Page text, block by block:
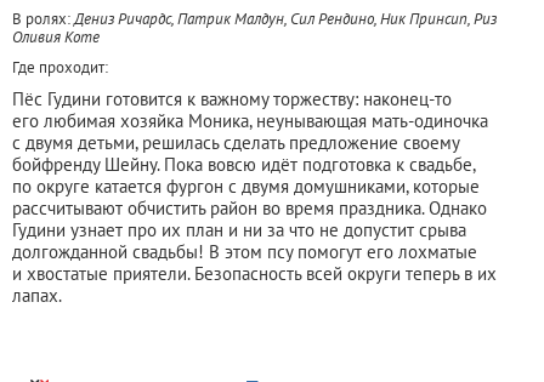
В ролях:Дениз Ричардс, Патрик Малдун, Сил Рендино, Ник Принсип, Риз
Оливия Коте
Где проходит:
Пёс Гудини готовится к важному торжеству: наконец-то
его любимая хозяйка Моника, неунывающая мать-одиночка
с двумя детьми, решилась сделать предложение своему
бойфренду Шейну. Пока вовсю идёт подготовка к свадьбе,
по округе катается фургон с двумя домушниками, которые
рассчитывают обчистить район во время праздника. Однако
Гудини узнает про их план и ни за что не допустит срыва
долгожданной свадьбы! В этом псу помогут его лохматые
и хвостатые приятели. Безопасность всей округи теперь в их
лапах.